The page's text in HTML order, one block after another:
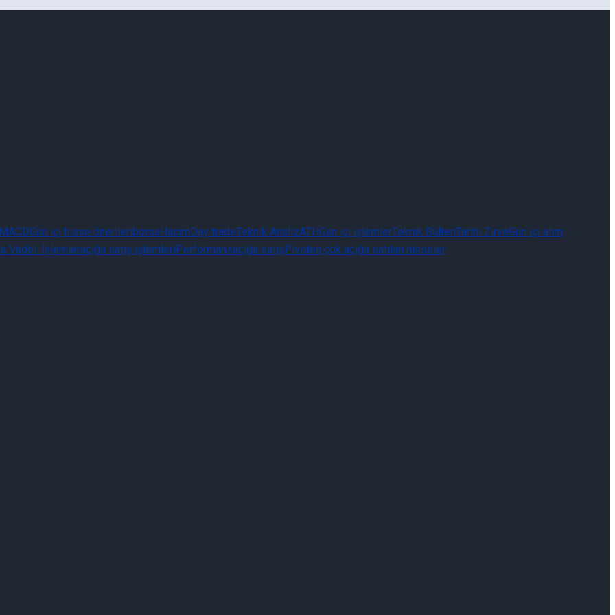
MACDGün içi hisse önerileriborsaHacim Day tradeTeknik AnalizATHGün içi işlemlerTeknik BültenTarihi ZirveGün içi alım
Vadeli İşlemleraçığa satış işlemleri Performansaçığa satışPivoten çok açığa satılan hisseler